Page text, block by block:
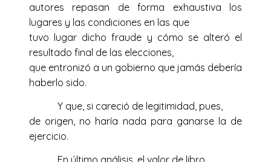
autores repasan de forma exhaustiva los
lugares y las condiciones en las que
tuvo lugar dicho fraude y cómo se alteró el
resultado final de las elecciones,
que entronizó a un gobierno que jamás debería
haberlo sido.
Y que, si careció de legitimidad, pues,
de origen, no haría nada para ganarse la de
ejercicio.